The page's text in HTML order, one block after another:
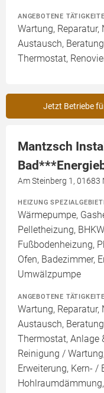
ANGEBOTENE
Wartung,
Austausch,
Thermostat,
Jetzt Betriebe
Mantzsch
Am Steinberg 1,
HEIZUNG
Wärmepumpe,
Pelletheizung,
Fußbodenheizung,
Ofen, Badezimmer,
Umwälzpumpe
ANGEBOTENE
Wartung,
Austausch,
Thermostat, Anlage
Reinigung /
Erweiterung, Kern- /